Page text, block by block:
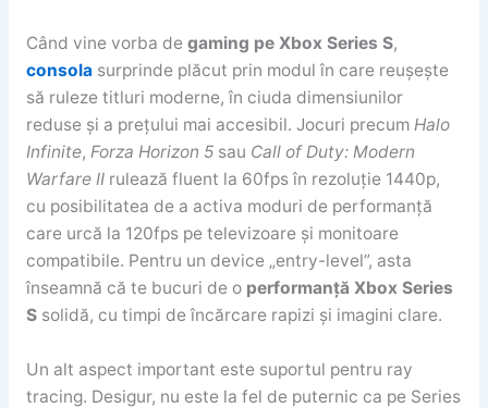
Când vine vorba de gaming pe Xbox Series S,
consolasurprinde plăcut prin modul în care reușește
să ruleze titluri moderne, în ciuda dimensiunilor
reduse și a prețului mai accesibil. Jocuri precum Halo
Infinite, Forza Horizon 5sau Call of Duty: Modern
Warfare IIrulează fluent la 60fps în rezoluție 1440p,
cu posibilitatea de a activa moduri de performanță
care urcă la 120fps pe televizoare și monitoare
compatibile. Pentru un device „entry-level”, asta
înseamnă că te bucuri de o performanță Xbox Series
Ssolidă, cu timpi de încărcare rapizi și imagini clare.
Un alt aspect important este suportul pentru ray
tracing. Desigur, nu este la fel de puternic ca pe Series